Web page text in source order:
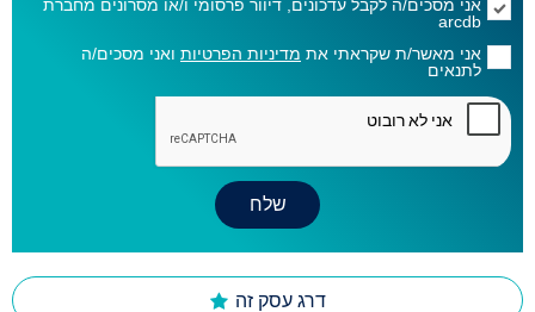
אני מסכים/ה לקבל עדכונים, דיוור פרסומי ו/או מסרונים מחברת
arcdb
אני מאשר/ת שקראתי את מדיניות הפרטיות ואני מסכים/ה
לתנאים
דרג עסק זה